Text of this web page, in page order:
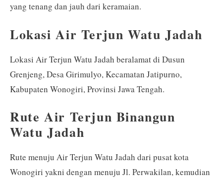
yang tenang dan jauh dari keramaian.
Lokasi Air Terjun Watu Jadah
Lokasi Air Terjun Watu Jadah beralamat di Dusun
Grenjeng, Desa Girimulyo, Kecamatan Jatipurno,
Kabupaten Wonogiri, Provinsi Jawa Tengah.
Rute Air Terjun Binangun
Watu Jadah
Rute menuju Air Terjun Watu Jadah dari pusat kota
Wonogiri yakni dengan menuju Jl. Perwakilan, kemudian